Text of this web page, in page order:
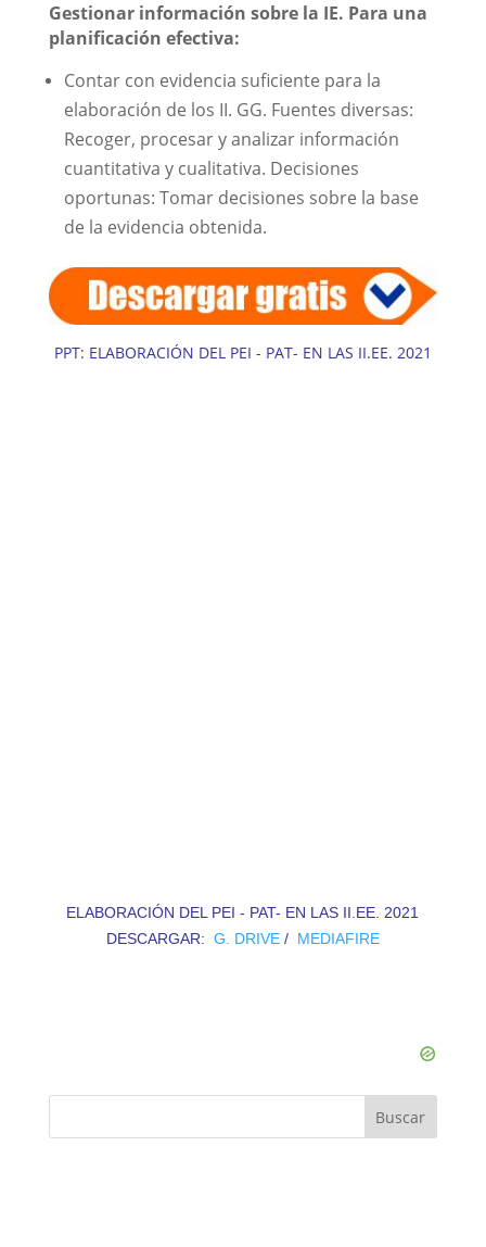
Gestionar información sobre la IE. Para una
planificación efectiva:
Contar con evidencia suficiente para la
elaboración de los II. GG. Fuentes diversas:
Recoger, procesar y analizar información
cuantitativa y cualitativa. Decisiones
oportunas: Tomar decisiones sobre la base
de la evidencia obtenida.
PPT: ELABORACIÓN DEL PEI - PAT- EN LAS II.EE. 2021
ELABORACIÓN DEL PEI - PAT- EN LAS II.EE. 2021
DESCARGAR: G. DRIVE/ MEDIAFIRE